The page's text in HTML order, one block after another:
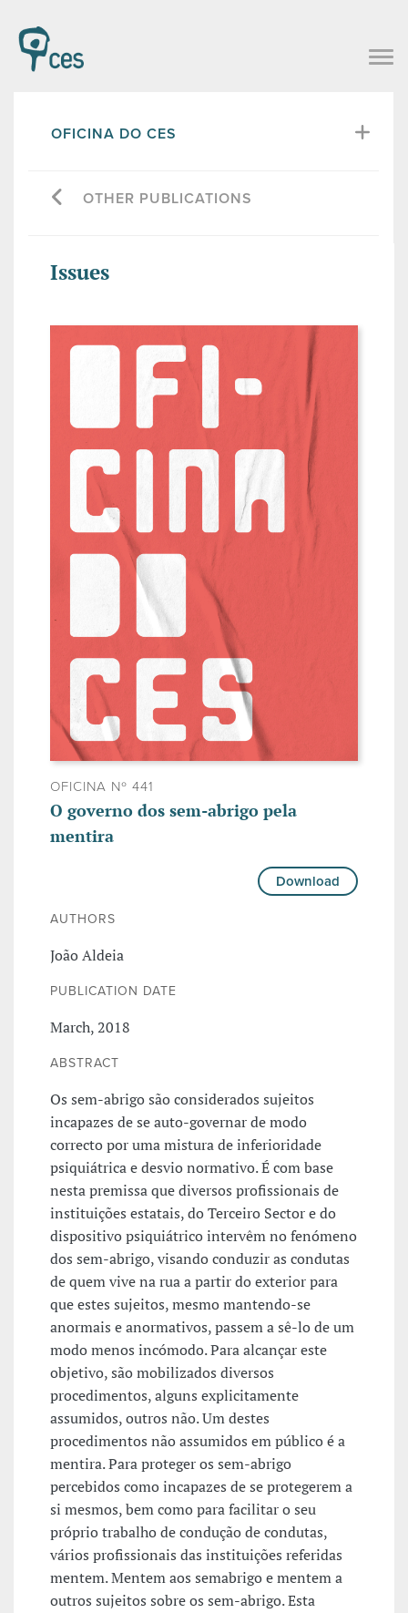
OFICINA DO CES
OTHER PUBLICATIONS
Issues
OFICINA Nº 441
O governo dos sem-abrigo pela
mentira
Download
AUTHORS
João Aldeia
PUBLICATION DATE
March, 2018
ABSTRACT
Os sem-abrigo são considerados sujeitos
incapazes de se auto-governar de modo
correcto por uma mistura de inferioridade
psiquiátrica e desvio normativo. É com base
nesta premissa que diversos profissionais de
instituições estatais, do Terceiro Sector e do
dispositivo psiquiátrico intervêm no fenómeno
dos sem-abrigo, visando conduzir as condutas
de quem vive na rua a partir do exterior para
que estes sujeitos, mesmo mantendo-se
anormais e anormativos, passem a sê-lo de um
modo menos incómodo. Para alcançar este
objetivo, são mobilizados diversos
procedimentos, alguns explicitamente
assumidos, outros não. Um destes
procedimentos não assumidos em público é a
mentira. Para proteger os sem-abrigo
percebidos como incapazes de se protegerem a
si mesmos, bem como para facilitar o seu
próprio trabalho de condução de condutas,
vários profissionais das instituições referidas
mentem. Mentem aos semabrigo e mentem a
outros sujeitos sobre os sem-abrigo. Esta